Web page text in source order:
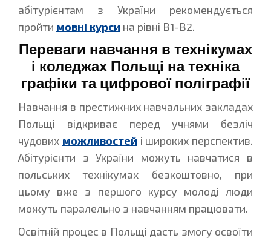
абітурієнтам з України рекомендується
пройти мовні курси на рівні В1-В2.
Переваги навчання в технікумах
і коледжах Польщі на техніка
графіки та цифрової поліграфії
Навчання в престижних навчальних закладах
Польщі відкриває перед учнями безліч
чудових можливостей і широких перспектив.
Абітурієнти з України можуть навчатися в
польських технікумах безкоштовно, при
цьому вже з першого курсу молоді люди
можуть паралельно з навчанням працювати.
Освітній процес в Польщі дасть змогу освоїти